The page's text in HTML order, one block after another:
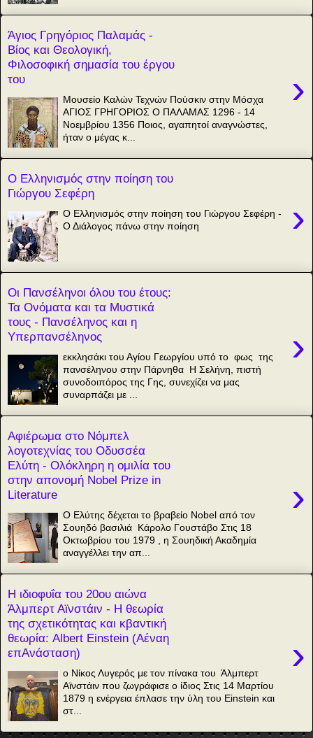
Άγιος Γρηγόριος Παλαμάς -
Βίος και Θεολογική,
Φιλοσοφική σημασία του έργου
του
›
Μουσείο Καλών Τεχνών Πούσκιν στην Μόσχα
ΑΓΙΟΣ ΓΡΗΓΟΡΙΟΣ Ο ΠΑΛΑΜΑΣ 1296 - 14
Νοεμβρίου 1356 Ποιος, αγαπητοί αναγνώστες,
ήταν ο μέγας κ...
Ο Ελληνισμός στην ποίηση του
Γιώργου Σεφέρη
›
Ο Ελληνισμός στην ποίηση του Γιώργου Σεφέρη -
Ο Διάλογος πάνω στην ποίηση
Οι Πανσέληνοι όλου του έτους:
Τα Ονόματα και τα Μυστικά
τους - Πανσέληνος και η
Υπερπανσέληνος
›
εκκλησάκι του Αγίου Γεωργίου υπό το φως της
πανσέληνου στην Πάρνηθα Η Σελήνη, πιστή
συνοδοιπόρος της Γης, συνεχίζει να μας
συναρπάζει με ...
Αφιέρωμα στο Νόμπελ
λογοτεχνίας του Οδυσσέα
Ελύτη - Ολόκληρη η ομιλία του
στην απονομή Nobel Prize in
Literature
›
Ο Ελύτης δέχεται το βραβείο Nobel από τον
Σουηδό βασιλιά Κάρολο Γουστάβο Στις 18
Οκτωβρίου του 1979 , η Σουηδική Ακαδημία
αναγγέλλει την απ...
Η ιδιοφυΐα του 20ου αιώνα
Άλμπερτ Αϊνστάιν - Η θεωρία
της σχετικότητας και κβαντική
θεωρία: Albert Einstein (Αέναη
επΑνάσταση)
›
ο Νίκος Λυγερός με τον πίνακα του Άλμπερτ
Αϊνστάιν που ζωγράφισε ο ίδιος Στις 14 Μαρτίου
1879 η ενέργεια έπλασε την ύλη του Einstein και
στ...